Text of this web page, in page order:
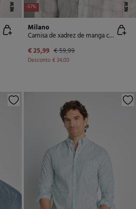
NEW -57% NEW
Milano
Camisa de xadrez de manga comprida
€ 25,99 € 59,99
Desconto€ 34,00